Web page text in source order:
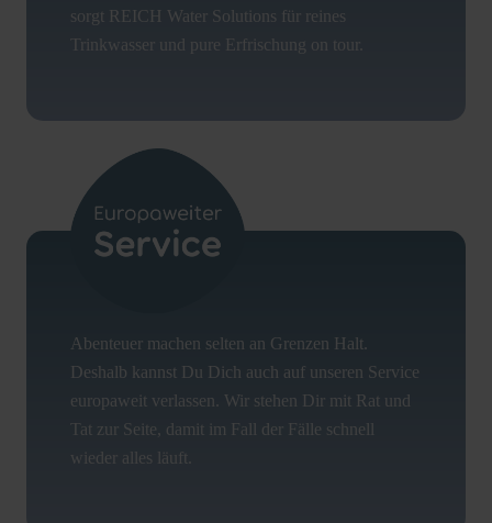
sorgt REICH Water Solutions für reines
Trinkwasser und pure Erfrischung on tour.
Abenteuer machen selten an Grenzen Halt.
Deshalb kannst Du Dich auch auf unseren Service
europaweit verlassen. Wir stehen Dir mit Rat und
Tat zur Seite, damit im Fall der Fälle schnell
wieder alles läuft.